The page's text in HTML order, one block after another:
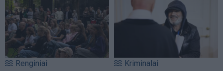
Renginiai Kriminalai